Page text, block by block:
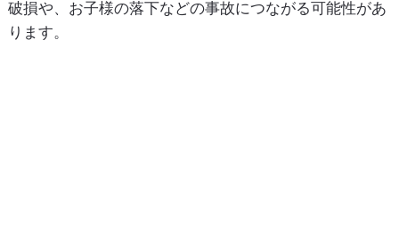
破損や、お子様の落下などの事故につながる可能性があ
ります。